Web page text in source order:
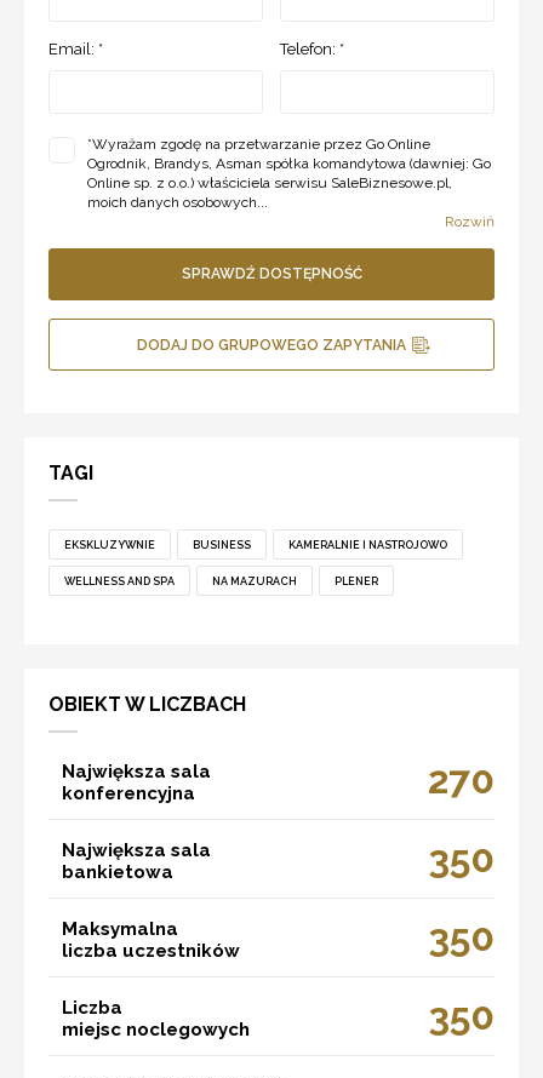
Email: * Telefon: *
*Wyrażam zgodę na przetwarzanie przez Go Online
Ogrodnik, Brandys, Asman spółka komandytowa (dawniej: Go
Online sp. z o.o.) właściciela serwisu SaleBiznesowe.pl,
moich danych osobowych...
Rozwiń
SPRAWDŹ DOSTĘPNOŚĆ
DODAJ DO GRUPOWEGO ZAPYTANIA
TAGI
EKSKLUZYWNIE BUSINESS KAMERALNIE I NASTROJOWO
WELLNESS AND SPA NA MAZURACH PLENER
OBIEKT W LICZBACH
Największa sala
konferencyjna
270
Największa sala
bankietowa
350
Maksymalna
liczba uczestników
350
Liczba
miejsc noclegowych
350